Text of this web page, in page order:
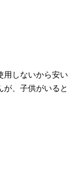
用しないから安い
が、子供がいると